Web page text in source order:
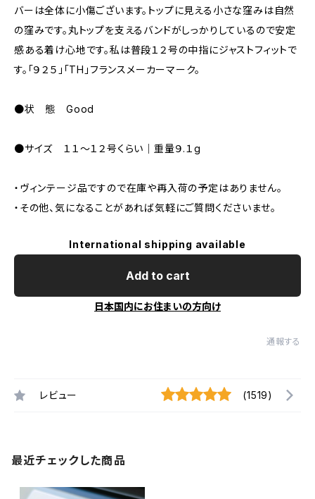
バーは全体に小傷ございます。トップに見える小さな窪みは自然
の窪みです。丸トップを支えるバンドがしっかりしているので安定
感ある着け心地です。私は普段１２号の中指にジャストフィットで
す。「９２５」「TH」フランスメーカーマーク。
●状 態 Good
●サイズ １１〜１２号くらい｜重量９.１g
・ヴィンテージ品ですので在庫や再入荷の予定はありません。
・その他、気になることがあれば気軽にご質問くださいませ。
International shipping available
Add to cart
日本国内にお住まいの方向け
通報する
レビュー (1519)
最近チェックした商品